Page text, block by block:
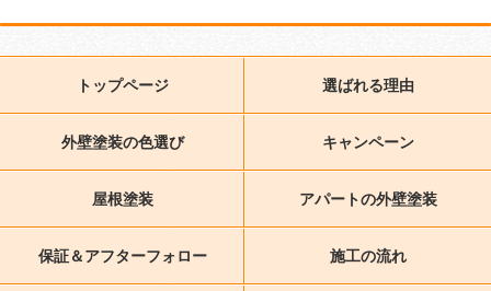
トップページ 選ばれる理由
外壁塗装の色選び キャンペーン
屋根塗装 アパートの外壁塗装
保証＆アフターフォロー 施工の流れ